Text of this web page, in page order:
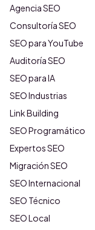
Agencia SEO
Consultoría SEO
SEO para YouTube
Auditoría SEO
SEO para IA
SEO Industrias
Link Building
SEO Programático
Expertos SEO
Migración SEO
SEO Internacional
SEO Técnico
SEO Local